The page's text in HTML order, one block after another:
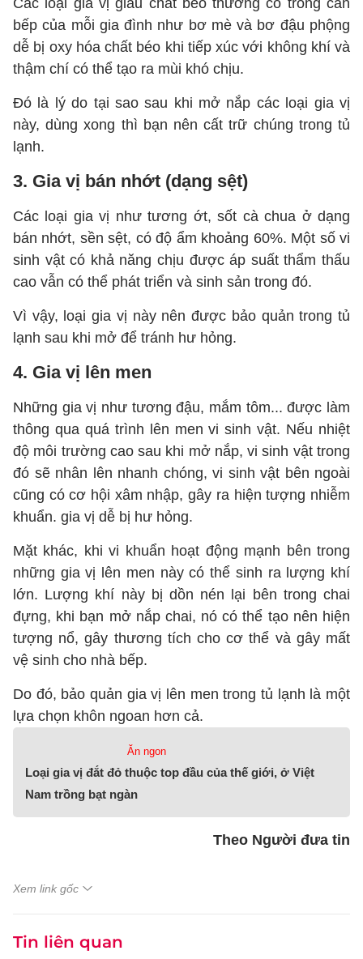
Các loại gia vị giàu chất béo thường có trong căn
bếp của mỗi gia đình như bơ mè và bơ đậu phộng
dễ bị oxy hóa chất béo khi tiếp xúc với không khí và
thậm chí có thể tạo ra mùi khó chịu.
Đó là lý do tại sao sau khi mở nắp các loại gia vị
này, dùng xong thì bạn nên cất trữ chúng trong tủ
lạnh.
3. Gia vị bán nhớt (dạng sệt)
Các loại gia vị như tương ớt, sốt cà chua ở dạng
bán nhớt, sền sệt, có độ ẩm khoảng 60%. Một số vi
sinh vật có khả năng chịu được áp suất thẩm thấu
cao vẫn có thể phát triển và sinh sản trong đó.
Vì vậy, loại gia vị này nên được bảo quản trong tủ
lạnh sau khi mở để tránh hư hỏng.
4. Gia vị lên men
Những gia vị như tương đậu, mắm tôm... được làm
thông qua quá trình lên men vi sinh vật. Nếu nhiệt
độ môi trường cao sau khi mở nắp, vi sinh vật trong
đó sẽ nhân lên nhanh chóng, vi sinh vật bên ngoài
cũng có cơ hội xâm nhập, gây ra hiện tượng nhiễm
khuẩn. gia vị dễ bị hư hỏng.
Mặt khác, khi vi khuẩn hoạt động mạnh bên trong
những gia vị lên men này có thể sinh ra lượng khí
lớn. Lượng khí này bị dồn nén lại bên trong chai
đựng, khi bạn mở nắp chai, nó có thể tạo nên hiện
tượng nổ, gây thương tích cho cơ thể và gây mất
vệ sinh cho nhà bếp.
Do đó, bảo quản gia vị lên men trong tủ lạnh là một
lựa chọn khôn ngoan hơn cả.
Ăn ngon
Loại gia vị đắt đỏ thuộc top đầu của thế giới, ở Việt
Nam trồng bạt ngàn
Theo Người đưa tin
Xem link gốc
Tin liên quan